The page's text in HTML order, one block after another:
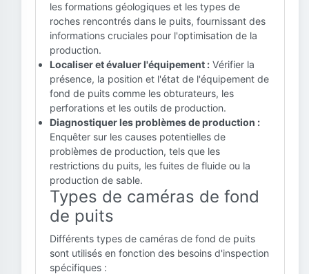
les formations géologiques et les types de
roches rencontrés dans le puits, fournissant des
informations cruciales pour l'optimisation de la
production.
Localiser et évaluer l'équipement : Vérifier la
présence, la position et l'état de l'équipement de
fond de puits comme les obturateurs, les
perforations et les outils de production.
Diagnostiquer les problèmes de production :
Enquêter sur les causes potentielles de
problèmes de production, tels que les
restrictions du puits, les fuites de fluide ou la
production de sable.
Types de caméras de fond
de puits
Différents types de caméras de fond de puits
sont utilisés en fonction des besoins d'inspection
spécifiques :